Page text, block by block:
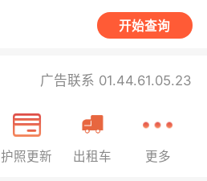
开始查询
广告联系 01.44.61.05.23
护照更新 出租车 更多